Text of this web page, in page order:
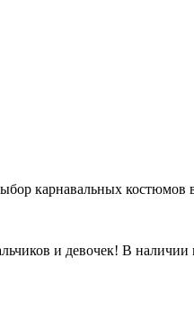
карнавальных костюмов
и девочек! В